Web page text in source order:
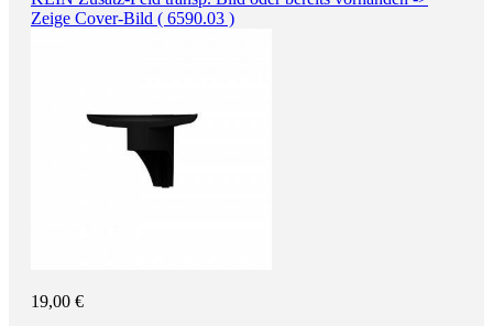
Zeige Cover-Bild ( 6590.03 )
19,00 €